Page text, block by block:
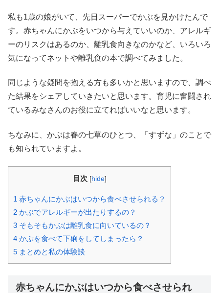
私も1歳の娘がいて、先日スーパーでかぶを見かけたんで
す。赤ちゃんにかぶをいつから与えていいのか、アレルギ
ーのリスクはあるのか、離乳食向きなのかなど、いろいろ
気になってネットや離乳食の本で調べてみました。
同じような疑問を抱える方も多いかと思いますので、調べ
た結果をシェアしていきたいと思います。育児に奮闘され
ているみなさんのお役に立てればいいなと思います。
ちなみに、かぶは春の七草のひとつ、「すずな」のことで
も知られていますよ。
目次 [hide]
1 赤ちゃんにかぶはいつから食べさせられる？
2 かぶでアレルギーが出たりするの？
3 そもそもかぶは離乳食に向いているの？
4 かぶを食べて下痢をしてしまったら？
5 まとめと私の体験談
赤ちゃんにかぶはいつから食べさせられ